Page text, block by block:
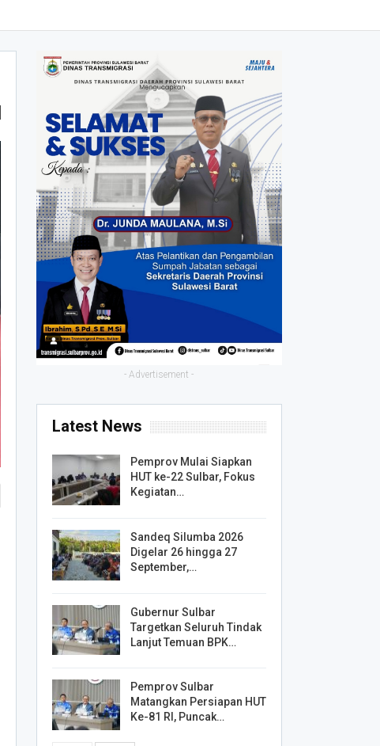
- Advertisement -
Latest News
Pemprov Mulai Siapkan
HUT ke-22 Sulbar, Fokus
Kegiatan…
Sandeq Silumba 2026
Digelar 26 hingga 27
September,…
Gubernur Sulbar
Targetkan Seluruh Tindak
Lanjut Temuan BPK…
Pemprov Sulbar
Matangkan Persiapan HUT
Ke-81 RI, Puncak…